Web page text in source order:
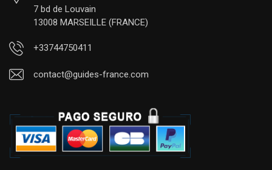
7 bd de Louvain
13008 MARSEILLE (FRANCE)
+33744750411
contact@guides-france.com